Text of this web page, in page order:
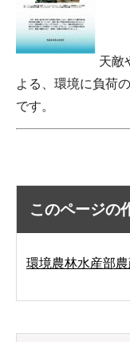
天敵
よる、環境に負荷
です。
このページの
環境農林水産部